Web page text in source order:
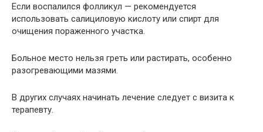
Если воспалился фолликул — рекомендуется
использовать салициловую кислоту или спирт для
очищения пораженного участка.
Больное место нельзя греть или растирать, особенно
разогревающими мазями.
В других случаях начинать лечение следует с визита к
терапевту.